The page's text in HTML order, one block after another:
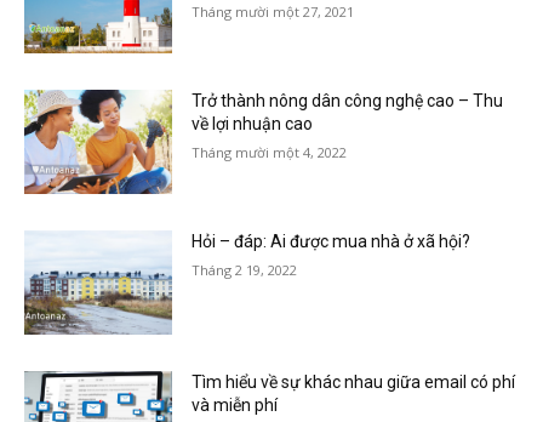
Tháng mười một 27, 2021
Trở thành nông dân công nghệ cao – Thu
về lợi nhuận cao
Tháng mười một 4, 2022
Hỏi – đáp: Ai được mua nhà ở xã hội?
Tháng 2 19, 2022
Tìm hiểu về sự khác nhau giữa email có phí
và miễn phí